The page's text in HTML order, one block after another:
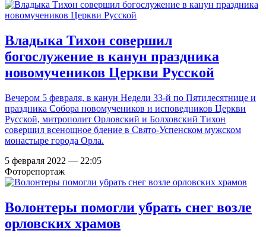
Владыка Тихон совершил
богослужение в канун праздника
новомучеников Церкви Русской
Вечером 5 февраля, в канун Недели 33-й по Пятидесятнице и
праздника Собора новомучеников и исповедников Церкви
Русской, митрополит Орловский и Болховский Тихон
совершил всенощное бдение в Свято-Успенском мужском
монастыре города Орла.
5 февраля 2022 — 22:05
Фоторепортаж
Волонтеры помогли убрать снег возле
орловских храмов